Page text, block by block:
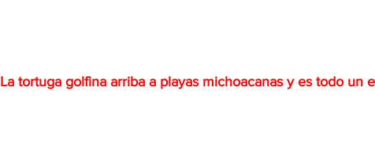
La tortuga golfina arriba a playas michoacanas y es todo un